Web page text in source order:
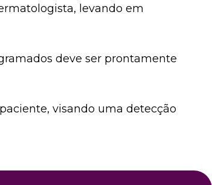
levando em
deve ser prontamente
visando uma detecção